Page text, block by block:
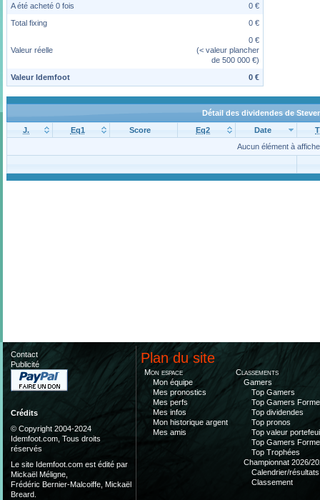
A été acheté 0 fois
0 €
Total fixing
0 €
Valeur réelle
0 €
(< valeur plancher
de 500 000 €)
Valeur Idemfoot
0 €
Détail des dividendes de
J.
Eq1 Score Eq2 Date
Aucun élément à
Contact
Publicité
Crédits
© Copyright 2004-2024
Idemfoot.com, Tous droits
réservés
Le site Idemfoot.com est édité par
Mickaël Méligne,
Frédéric Bernier-Malcoiffe, Mickaël
Breard.
Plan du site
Mon espace
Mon équipe
Mes pronostics
Mes perfs
Mes infos
Mon historique argent
Mes amis
Classements
Gamers
Top Gamers
Top Gamers Forme
Top dividendes
Top pronos
Top valeur
Top Gamers Forme
Top Trophées
Championnat 2026/
Calendrier/résultats
Classement